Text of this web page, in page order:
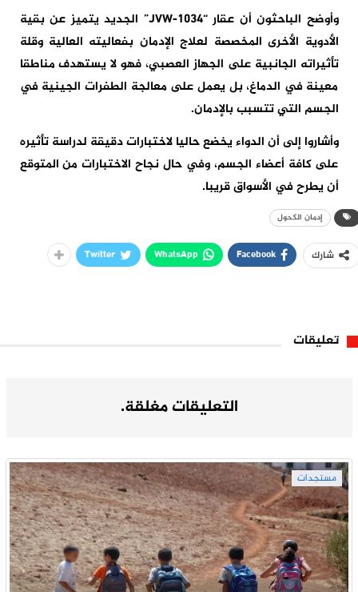
وأوضح الباحثون أن عقار “JVW-1034” الجديد يتميز عن بقية
الأدوية الأخرى المخصصة لعلاج الإدمان بفعاليته العالية وقلة
تأثيراته الجانبية على الجهاز العصبي، فهو لا يستهدف مناطقا
معينة في الدماغ، بل يعمل على معالجة الطفرات الجينية في
الجسم التي تتسبب بالإدمان.
وأشاروا إلى أن الدواء يخضع حاليا لاختبارات دقيقة لدراسة تأثيره
على كافة أعضاء الجسم، وفي حال نجاح الاختبارات من المتوقع
أن يطرح في الأسواق قريبا.
إدمان الكحول
شارك Facebook
WhatsApp
Twitter
تعليقات
التعليقات مغلقة.
مستجدات